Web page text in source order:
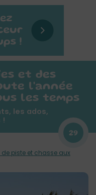
et des
l'année
les temps
les ados,
!
29
de piste et chasse aux